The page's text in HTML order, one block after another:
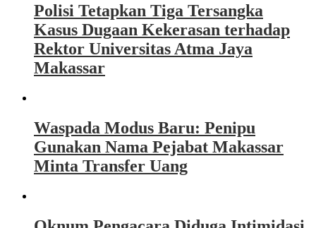
Polisi Tetapkan Tiga Tersangka
Kasus Dugaan Kekerasan terhadap
Rektor Universitas Atma Jaya
Makassar
Waspada Modus Baru: Penipu
Gunakan Nama Pejabat Makassar
Minta Transfer Uang